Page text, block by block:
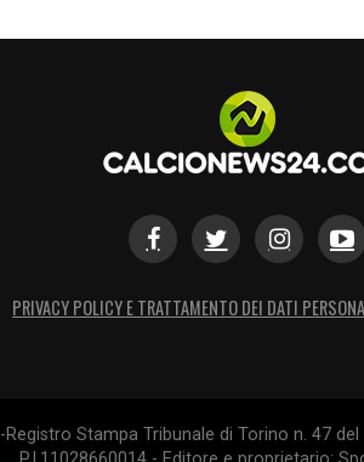
PRIVACY POLICY E TRATTAMENTO DEI DATI
Stampa Tribunale di Torino n. 47